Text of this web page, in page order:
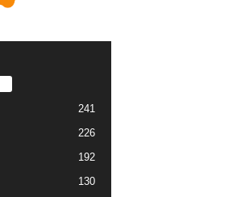
241
226
192
130